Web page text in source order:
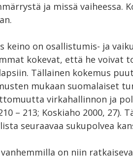
ja missä vaiheessa.
keino on osallistumis- ja
kokevat, että he voivat
Tällainen kokemus
mukaan suomalaiset
virkahallinnon ja
– 213; Koskiaho 2000,
seuraavaa sukupolvea
vanhemmilla on niin